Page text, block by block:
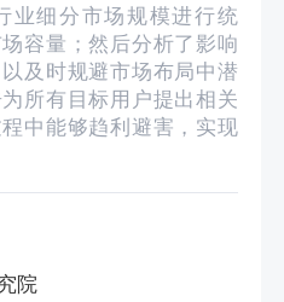
业细分市场规模进行统
容量；然后分析了影响
及时规避市场布局中潜
所有目标用户提出相关
中能够趋利避害，实现
院